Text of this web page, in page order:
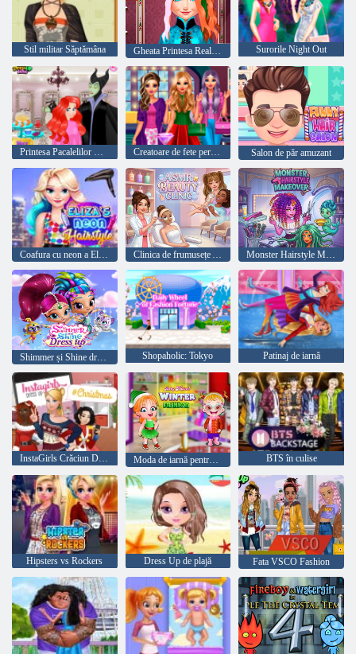
Stil militar Săptămâna Gheata Printesa Real Tunsorile Surorile Night Out
Printesa Pacalelilor Hair Salon Creatoare de fete perfecte Salon de păr amuzant
Coafura cu neon a Elizei Clinica de frumusețe ASMR Monster Hairstyle Makeover
Shopaholic: Tokyo Patinaj de iarnă
InstaGirls Crăciun Dress Up Moda de iarnă pentru bebeluși Hazel BTS în culise
Hipsters vs Rockers Dress Up de plajă Fata VSCO Fashion